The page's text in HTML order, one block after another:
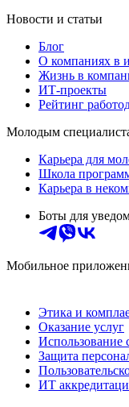
Новости и статьи
Блог
О компаниях в
Жизнь в
ИТ-проекты
Рейтинг
Молодым
Карьера для
Школа
Карьера в
Боты для
Мобильное
Этика и
Оказание услуг
Использование
Защита
ИТ